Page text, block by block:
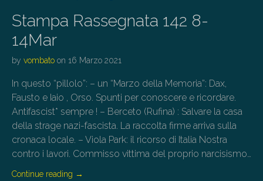
Stampa Rassegnata 142 8-
14Mar
by vombato on 16 Marzo 2021
In questo “pillolo”: – un “Marzo della Memoria”: Dax,
Fausto e Iaio , Orso. Spunti per conoscere e ricordare.
Antifascist* sempre ! – Berceto (Rufina) : Salvare la casa
della strage nazi-fascista. La raccolta firme arriva sulla
cronaca locale. – Viola Park: il ricorso di Italia Nostra
contro i lavori. Commisso vittima del proprio narcisismo…
Continue reading →